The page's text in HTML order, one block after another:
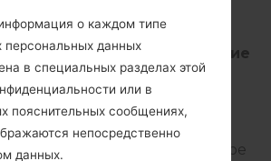
к достижению своих
Galaxy M33 5G может
Несмотря на отсутствие
неясно, выпустит ли
Galaxy M33 с более
Samsung начала массовое
о каждом типе
персональных данных
в специальных разделах этой
или в
пояснительных сообщениях,
непосредственно
данных.